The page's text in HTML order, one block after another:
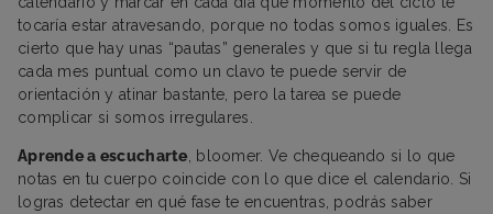
tocaría estar atravesando, porque no todas somos iguales. Es
cierto que hay unas “pautas” generales y que si tu regla llega
cada mes puntual como un clavo te puede servir de
orientación y atinar bastante, pero la tarea se puede
complicar si somos irregulares.
Aprende a escucharte , bloomer. Ve chequeando si lo que
notas en tu cuerpo coincide con lo que dice el calendario. Si
logras detectar en qué fase te encuentras, podrás saber